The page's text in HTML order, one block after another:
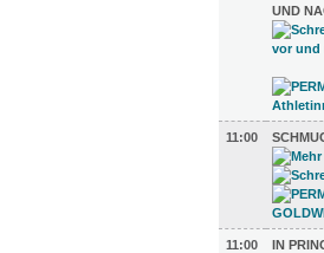
UND
11:00
11:00 IN